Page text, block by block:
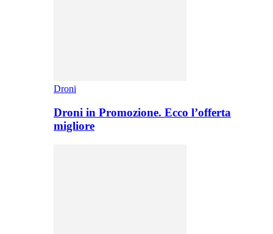
Droni
Droni in Promozione. Ecco l’offerta
migliore